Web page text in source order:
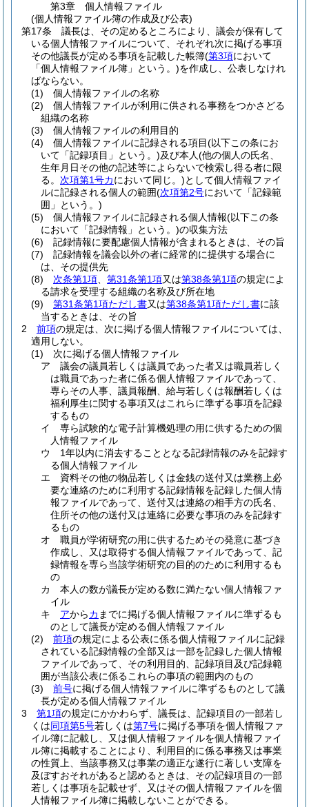
第3章
個人情報ファイル
(個人情報ファイル簿の作成及び公表)
第17条
議長は、その定めるところにより、議会が保有して
いる個人情報ファイルについて、それぞれ次に掲げる事項
その他議長が定める事項を記載した帳簿(第3項において
「個人情報ファイル簿」という。)を作成し、公表しなけれ
ばならない。
(1)
個人情報ファイルの名称
(2)
個人情報ファイルが利用に供される事務をつかさどる
組織の名称
(3)
個人情報ファイルの利用目的
(4)
個人情報ファイルに記録される項目(以下この条にお
いて「記録項目」という。)及び本人(他の個人の氏名、
生年月日その他の記述等によらないで検索し得る者に限
る。 次項第1号カにおいて同じ。)として個人情報ファイ
ルに記録される個人の範囲(次項第2号において「記録範
囲」という。)
(5)
個人情報ファイルに記録される個人情報(以下この条
において「記録情報」という。)の収集方法
(6)
記録情報に要配慮個人情報が含まれるときは、その旨
(7)
記録情報を議会以外の者に経常的に提供する場合に
は、その提供先
(8)
次条第1項 第31条第1項又は第38条第1項の規定によ
る請求を受理する組織の名称及び所在地
(9)
第31条第1項ただし書又は第38条第1項ただし書に該
当するときは、その旨
2
前項の規定は、次に掲げる個人情報ファイルについては、
適用しない。
(1)
次に掲げる個人情報ファイル
ア
議会の議員若しくは議員であった者又は職員若しく
は職員であった者に係る個人情報ファイルであって、
専らその人事、議員報酬、給与若しくは報酬若しくは
福利厚生に関する事項又はこれらに準ずる事項を記録
するもの
イ
専ら試験的な電子計算機処理の用に供するための個
人情報ファイル
ウ
1年以内に消去することとなる記録情報のみを記録す
る個人情報ファイル
エ
資料その他の物品若しくは金銭の送付又は業務上必
要な連絡のために利用する記録情報を記録した個人情
報ファイルであって、送付又は連絡の相手方の氏名、
住所その他の送付又は連絡に必要な事項のみを記録す
るもの
オ
職員が学術研究の用に供するためその発意に基づき
作成し、又は取得する個人情報ファイルであって、記
録情報を専ら当該学術研究の目的のために利用するも
の
カ
本人の数が議長が定める数に満たない個人情報ファ
イル
キ
アからカ までに掲げる個人情報ファイルに準ずるも
のとして議長が定める個人情報ファイル
(2)
前項の規定による公表に係る個人情報ファイルに記録
されている記録情報の全部又は一部を記録した個人情報
ファイルであって、その利用目的、記録項目及び記録範
囲が当該公表に係るこれらの事項の範囲内のもの
(3)
前号に掲げる個人情報ファイルに準ずるものとして議
長が定める個人情報ファイル
3
第1項の規定にかかわらず、議長は、記録項目の一部若し
くは同項第5号若しくは第7号に掲げる事項を個人情報ファ
イル簿に記載し、又は個人情報ファイルを個人情報ファイ
ル簿に掲載することにより、利用目的に係る事務又は事業
の性質上、当該事務又は事業の適正な遂行に著しい支障を
及ぼすおそれがあると認めるときは、その記録項目の一部
若しくは事項を記載せず、又はその個人情報ファイルを個
人情報ファイル簿に掲載しないことができる。